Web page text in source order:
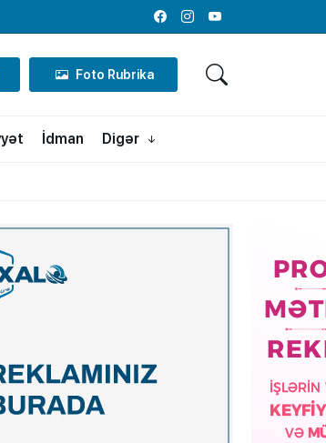
FacebookInstagramYoutube
Foto Rubrika
İdman Digər